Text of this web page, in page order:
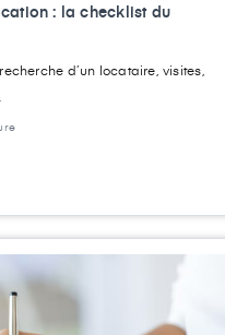
: la checklist du
d’un locataire, visites,